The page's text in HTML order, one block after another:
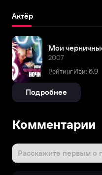
Актёр
Мои
2007
Рейтинг Иви: 6,9
Подробнее
Комментарии
Расскажите первым о